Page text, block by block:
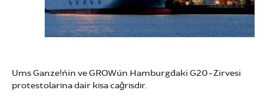
Ums Ganze!´nin ve GROW´un Hamburg´daki G20-Zirvesi
protestolarına dair kısa cağrısdır.